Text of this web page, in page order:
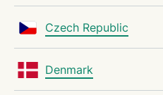
Czech Republic
Denmark